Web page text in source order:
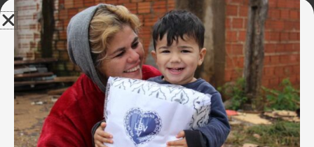
Durante a comemoração, os jornalistas
conversaram com as crianças atendidas sobre a
rotina da importante profissão que exercem. Felizes
com a homenagem, ainda posaram para fotos
juntos aos pequenos.
Após o evento, os jornalistas repercutiram nas redes